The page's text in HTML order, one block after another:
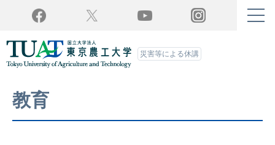
Facebook Twitter YouTube Instagram
災害等による休講
教育